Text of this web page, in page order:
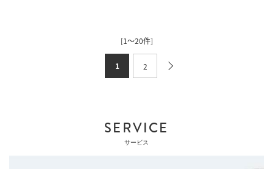
[1～20件]
1 2
SERVICE
サービス